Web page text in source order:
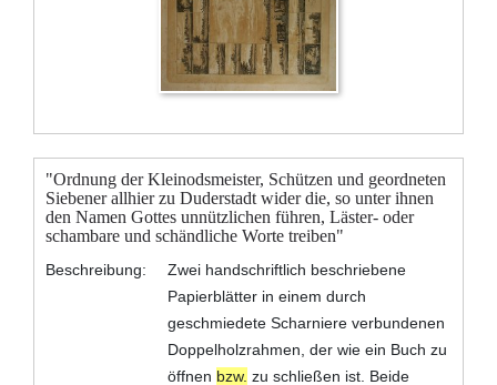
"Ordnung der Kleinodsmeister, Schützen und geordneten
Siebener allhier zu Duderstadt wider die, so unter ihnen
den Namen Gottes unnützlichen führen, Läster- oder
schambare und schändliche Worte treiben"
Beschreibung:
Zwei handschriftlich beschriebene
Papierblätter in einem durch
geschmiedete Scharniere verbundenen
Doppelholzrahmen, der wie ein Buch zu
öffnen bzw. zu schließen ist. Beide